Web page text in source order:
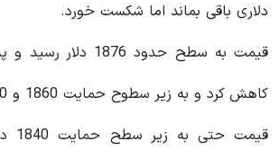
دلاری باقی بماند اما شکست خورد.
قیمت به سطح حدود
کاهش کرد و به زیر سطوح حمایت 1860 و 1850 دلاری رسید.